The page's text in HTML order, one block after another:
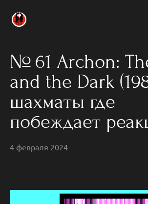
№ 61 Archon:
and the Dark
шахматы где
побеждает
4 февраля 2024